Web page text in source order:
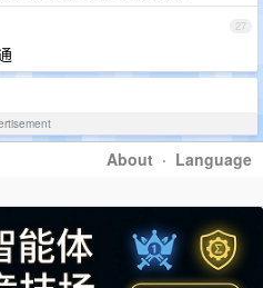
27
About · Language